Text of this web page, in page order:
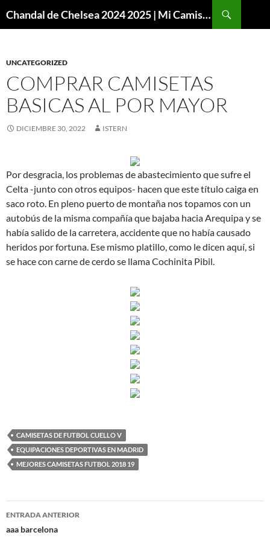
Chandal de Chelsea 2024 2025 | Mi Camiseta Futbol
UNCATEGORIZED
COMPRAR CAMISETAS
BASICAS AL POR MAYOR
DICIEMBRE 30, 2022 ISTERN
Por desgracia, los problemas de abastecimiento que sufre el
Celta -junto con otros equipos- hacen que este título caiga en
saco roto. En pleno puerto de montaña nos topamos con un
autobús de la misma compañía que bajaba hacia Arequipa y se
había salido de la carretera, accidente que no había causado
heridos por fortuna. Ese mismo platillo, como le dicen aquí, si
se hace con carne de cerdo se llama Cochinita Pibil.
CAMISETAS DE FUTBOL CUELLO V
EQUIPACIONES DEPORTIVAS EN MADRID
MEJORES CAMISETAS FUTBOL 2018 19
Navegación
de
ENTRADA ANTERIOR
aaa barcelona